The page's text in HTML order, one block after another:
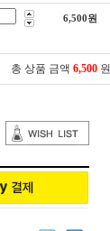
6,500원
총 상품 금액 6,500 원